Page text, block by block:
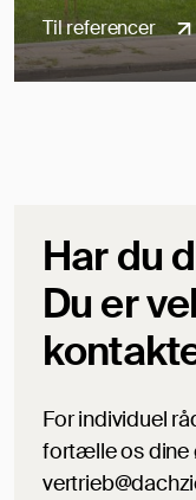
Til referencer
Har du
Du er
For individuel
fortælle os dine